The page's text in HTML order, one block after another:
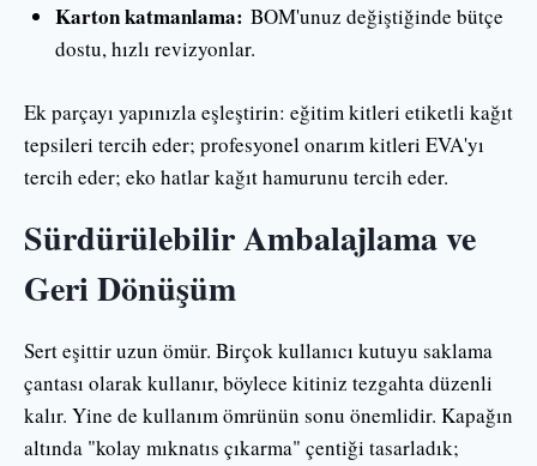
Karton katmanlama: BOM'unuz değiştiğinde bütçe
dostu, hızlı revizyonlar.
Ek parçayı yapınızla eşleştirin: eğitim kitleri etiketli kağıt
tepsileri tercih eder; profesyonel onarım kitleri EVA'yı
tercih eder; eko hatlar kağıt hamurunu tercih eder.
Sürdürülebilir Ambalajlama ve
Geri Dönüşüm
Sert eşittir uzun ömür. Birçok kullanıcı kutuyu saklama
çantası olarak kullanır, böylece kitiniz tezgahta düzenli
kalır. Yine de kullanım ömrünün sonu önemlidir. Kapağın
altında "kolay mıknatıs çıkarma" çentiği tasarladık;